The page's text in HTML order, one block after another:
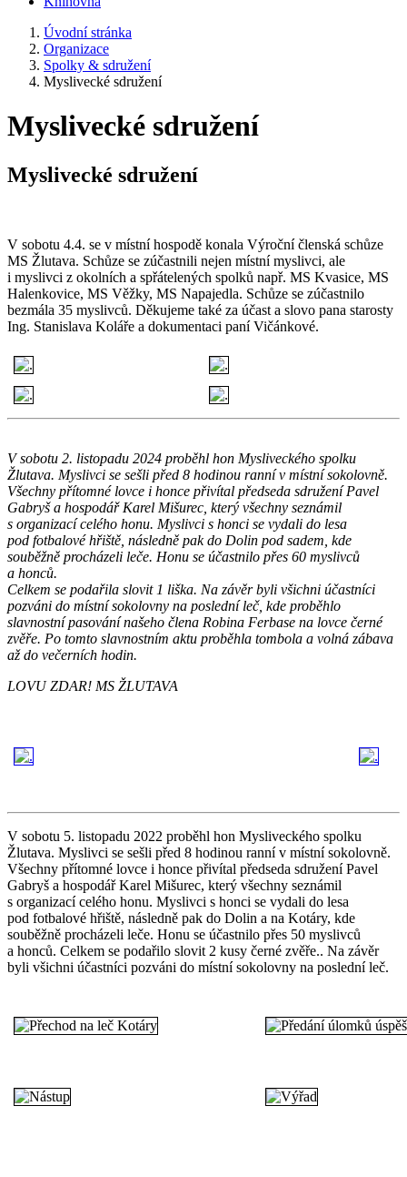
Úvodní stránka
Organizace
Spolky & sdružení
Myslivecké sdružení
Myslivecké sdružení
Myslivecké sdružení
V sobotu 4.4. se v místní hospodě konala Výroční členská schůze
MS Žlutava. Schůze se zúčastnili nejen místní myslivci, ale
i myslivci z okolních a spřátelených spolků např. MS Kvasice, MS
Halenkovice, MS Věžky, MS Napajedla. Schůze se zúčastnilo
bezmála 35 myslivců. Děkujeme také za účast a slovo pana starosty
Ing. Stanislava Koláře a dokumentaci paní Vičánkové.
V sobotu 2. listopadu 2024 proběhl hon Mysliveckého spolku
Žlutava. Myslivci se sešli před 8 hodinou ranní v místní sokolovně.
Všechny přítomné lovce i honce přivítal předseda sdružení Pavel
Gabryš a hospodář Karel Mišurec, který všechny seznámil
s organizací celého honu. Myslivci s honci se vydali do lesa
pod fotbalové hřiště, následně pak do Dolin pod sadem, kde
souběžně procházeli leče. Honu se účastnilo přes 60 myslivců
a honců.
Celkem se podařila slovit 1 liška. Na závěr byli všichni účastníci
pozváni do místní sokolovny na poslední leč, kde proběhlo
slavnostní pasování našeho člena Robina Ferbase na lovce černé
zvěře. Po tomto slavnostním aktu proběhla tombola a volná zábava
až do večerních hodin.
LOVU ZDAR! MS ŽLUTAVA
V sobotu 5. listopadu 2022 proběhl hon Mysliveckého spolku
Žlutava. Myslivci se sešli před 8 hodinou ranní v místní sokolovně.
Všechny přítomné lovce i honce přivítal předseda sdružení Pavel
Gabryš a hospodář Karel Mišurec, který všechny seznámil
s organizací celého honu. Myslivci s honci se vydali do lesa
pod fotbalové hřiště, následně pak do Dolin a na Kotáry, kde
souběžně procházeli leče. Honu se účastnilo přes 50 myslivců
a honců. Celkem se podařilo slovit 2 kusy černé zvěře.. Na závěr
byli všichni účastníci pozváni do místní sokolovny na poslední leč.